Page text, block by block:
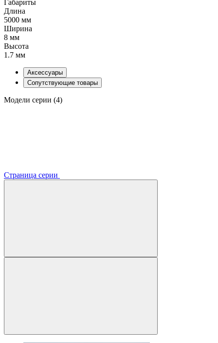
Габариты
Длина
5000 мм
Ширина
8 мм
Высота
1.7 мм
Аксессуары
Сопутствующие товары
Модели серии (4)
Страница серии